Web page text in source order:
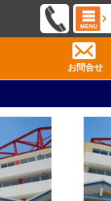
お問合せ